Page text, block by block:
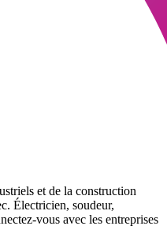
et de la construction
Électricien, soudeur,
vous avec les entreprises